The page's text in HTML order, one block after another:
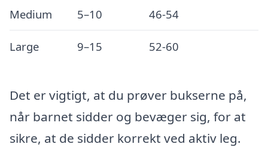
Medium 5–10 46-54
Large 9–15 52-60
Det er vigtigt, at du prøver bukserne på,
når barnet sidder og bevæger sig, for at
sikre, at de sidder korrekt ved aktiv leg.